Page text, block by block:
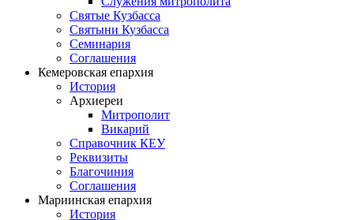
Святые Кузбасса
Святыни Кузбасса
Семинария
Соглашения
Кемеровская епархия
История
Архиереи
Митрополит
Викарий
Справочник КЕУ
Реквизиты
Благочиния
Соглашения
Мариинская епархия
История